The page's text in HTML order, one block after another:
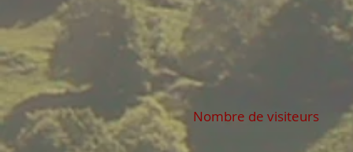
Nombre de visiteurs